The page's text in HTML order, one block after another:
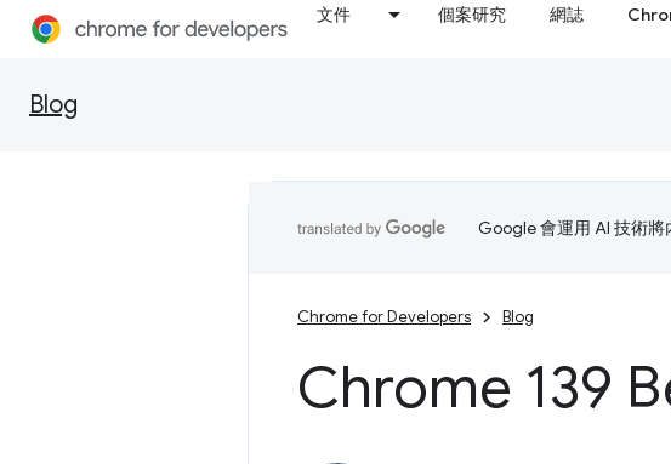
文件 個案研究 網誌
Blog
Google 會運用 AI 技術將
Chrome for Developers Blog
Chrome 139